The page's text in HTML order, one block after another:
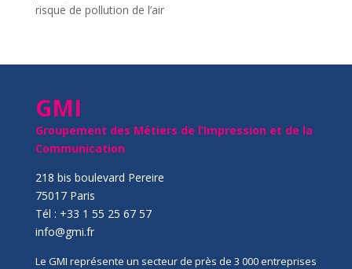
risque de pollution de l’air
GMI
Groupement des Métiers de l’Impression et de la
Communication
218 bis boulevard Pereire
75017 Paris
Tél : +33 1 55 25 67 57
info@gmi.fr
Le GMI représente un secteur de près de 3 000 entreprises